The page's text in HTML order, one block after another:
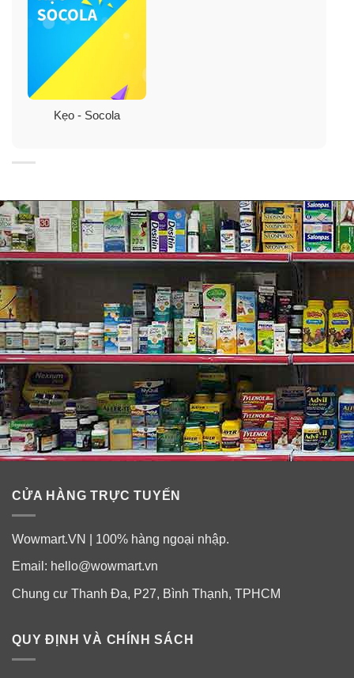
Vỏ bọc màu sắc xanh dương, xanh lá, đỏ, tím, vàng bắt
mắt mang lại điểm nhấn ấn tượng của kẹo Chocolate
M&M, đặc biệt là đối với trẻ nhỏ.
Bên cạnh đó, kẹo Socola M&M là quà tặng hết sức ý
nghĩa và độc đáo cho dành cho những người thân,
Sáng tạo cùng Socola m&m.
Thành phần dinh dưỡng của socola M&M
Milk Chocolate Pantry Size
Kẹo - Socola
CỬA HÀNG TRỰC TUYẾN
Wowmart.VN | 100% hàng ngoại nhập.
Email: hello@wowmart.vn
Chung cư Thanh Đa, P27, Bình Thạnh, TPHCM
QUY ĐỊNH VÀ CHÍNH SÁCH